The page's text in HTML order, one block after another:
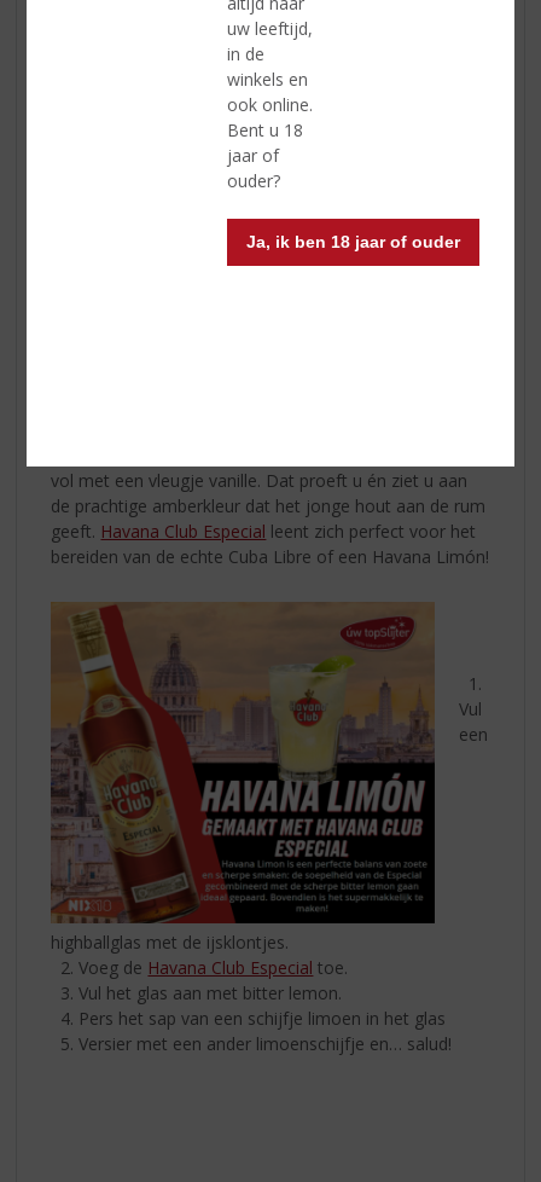
uw leeftijd,
in de
winkels en
ook online.
Bent u 18
jaar of
ouder?
Ja, ik ben 18 jaar of ouder
toe aan de shaker
3. Voeg vanillesiroop toe
5. Voeg passievruchtenlikeur toe
6. Schud gedurende 15 seconden
vol met een vleugje vanille. Dat proeft u én ziet u aan
de prachtige amberkleur dat het jonge hout aan de rum
geeft. Havana Club Especial leent zich perfect voor het
bereiden van de echte Cuba Libre of een Havana Limón!
1.
Vul
een
highballglas met de ijsklontjes.
2. Voeg de Havana Club Especial toe.
3. Vul het glas aan met bitter lemon.
4. Pers het sap van een schijfje limoen in het glas
5. Versier met een ander limoenschijfje en… salud!